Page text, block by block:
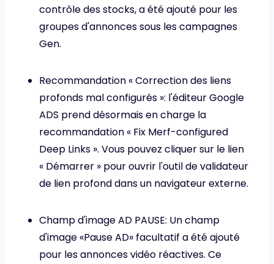
contrôle des stocks, a été ajouté pour les
groupes d'annonces sous les campagnes
Gen.
Recommandation « Correction des liens
profonds mal configurés »: l'éditeur Google
ADS prend désormais en charge la
recommandation « Fix Merf-configured
Deep Links ». Vous pouvez cliquer sur le lien
« Démarrer » pour ouvrir l'outil de validateur
de lien profond dans un navigateur externe.
Champ d'image AD PAUSE: Un champ
d'image «Pause AD» facultatif a été ajouté
pour les annonces vidéo réactives. Ce